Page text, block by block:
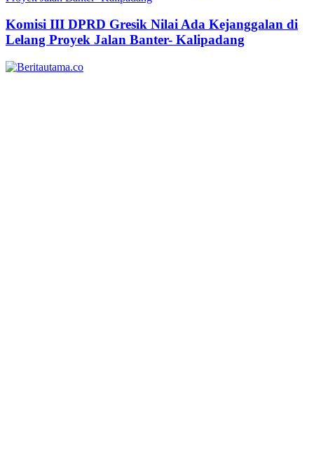
Komisi III DPRD Gresik Nilai Ada Kejanggalan di
Lelang Proyek Jalan Banter- Kalipadang